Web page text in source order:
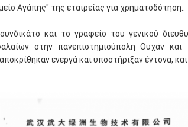
Αγάπης" της εταιρείας για χρηματοδότηση..
και το γραφείο του γενικού
στην πανεπιστημιούπολη Ουχάν και
ενεργά και υποστήριξαν έντονα,